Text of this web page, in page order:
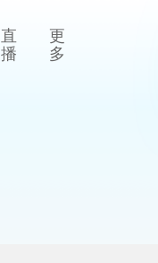
直
播
更
多